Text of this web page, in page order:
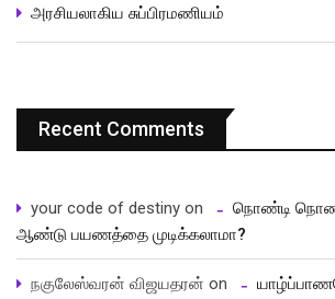
அரசியலாகிய சுப்பிரமணியம்
Recent Comments
your code of destiny on
நொண்டி
ஆண்டு பயணத்தை முடிக்கலாமா?
நகுலேஸ்வரன் விஜயதரன் on